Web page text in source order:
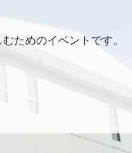
ためのイベントです。